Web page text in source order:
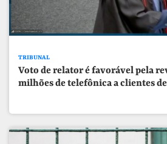
TRIBUNAL
Voto de relator é favorável pela
milhões de telefônica a clientes de